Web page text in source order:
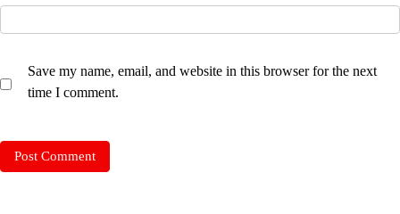
Save my name, email, and website in this browser for the next
time I comment.